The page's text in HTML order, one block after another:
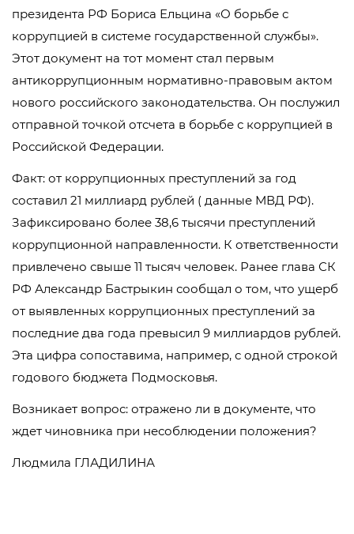
президента РФ Бориса Ельцина «О борьбе с
коррупцией в системе государственной службы».
Этот документ на тот момент стал первым
антикоррупционным нормативно-правовым актом
нового российского законодательства. Он послужил
отправной точкой отсчета в борьбе с коррупцией в
Российской Федерации.
Факт: от коррупционных преступлений за год
составил 21 миллиард рублей ( данные МВД РФ).
Зафиксировано более 38,6 тысячи преступлений
коррупционной направленности. К ответственности
привлечено свыше 11 тысяч человек. Ранее глава СК
РФ Александр Бастрыкин сообщал о том, что ущерб
от выявленных коррупционных преступлений за
последние два года превысил 9 миллиардов рублей.
Эта цифра сопоставима, например, с одной строкой
годового бюджета Подмосковья.
Возникает вопрос: отражено ли в документе, что
ждет чиновника при несоблюдении положения?
Людмила ГЛАДИЛИНА